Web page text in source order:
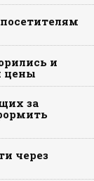
и
цены
за
через